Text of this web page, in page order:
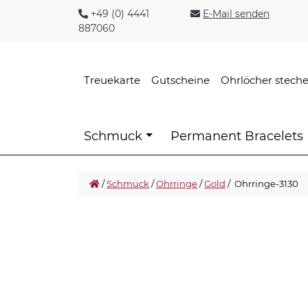
+49 (0) 4441
887060
E-Mail senden
Treuekarte Gutscheine Ohrlöcher
Schmuck Permanent Bracelets
/Schmuck/Ohrringe/Gold / Ohrringe-3130